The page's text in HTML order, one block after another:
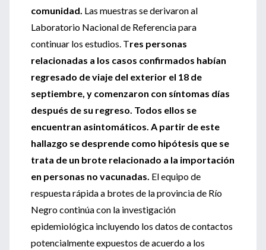
comunidad. Las muestras se derivaron al
Laboratorio Nacional de Referencia para
continuar los estudios. Tres personas
relacionadas a los casos confirmados habían
regresado de viaje del exterior el 18 de
septiembre, y comenzaron con síntomas días
después de su regreso. Todos ellos se
encuentran asintomáticos. A partir de este
hallazgo se desprende como hipótesis que se
trata de un brote relacionado a la importación
en personas no vacunadas. El equipo de
respuesta rápida a brotes de la provincia de Río
Negro continúa con la investigación
epidemiológica incluyendo los datos de contactos
potencialmente expuestos de acuerdo a los